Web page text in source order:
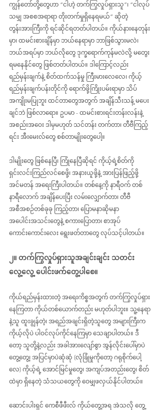
ကျွန်တော်တို့တွေဟာ “ငါဟဲ့ တက်ကြွလှုပ်ရှားသူ”၊ “ငါလုပ်
သမျှ အစစအရာရာ တိုးတက်မှုရှိနေရမယ်” ဆိုတဲ့
တွန်းအားကြီးကို ရင်ဆိုင်ရတတ်ပါတယ်။ ကိုယ်နားနေတုန်း
မှာ၊ ထမင်းစားချိန်မှာ ဘယ်နေရာမှာ ဘာဖြစ်သွားမလဲ၊
ဘယ်အရပ်မှာ ဘယ်လိုတွေ ဒုက္ခရောက်ကုန်မလဲလို့ မတွေး
ရမနေနိုင်တွေ ဖြစ်တတ်ပါတယ်။ ဒါကြောင့်လည်း
ရည်မှန်းချက်နဲ့ စိတ်ထက်သန်မှု ကြီးမားလေလေ၊ ကိုယ့်
ရည်မှန်းချက်ပန်းတိုင်ကို ရောက်ဖို့ကြိုးပမ်းရာမှာ သိပ်
အကျိုးမပြုဘူး ထင်တာတွေအတွက် အချိန်သီးသန့် မပေး
ချင်ဘဲ ဖြစ်လာရော။ ဥပမာ - ထမင်းစားရင်းတန်းလန်းနဲ့
အစည်းအဝေး ဒါမှမဟုတ် သင်တန်း တက်တာ၊ တီဗီကြည့်
ရင်း အီးမေးလ်တွေ စစ်တာမျိုးတွေပေါ့။
ဒါမျိုးတွေ ဖြစ်နေပြီ၊ ကြုံနေပြီဆိုရင် ကိုယ့်ရဲ့စိတ်ကို
ရှင်းလင်းကြည်လင်စေဖို့၊ အနားယူဖို့နဲ့ အားပြန်ဖြည့်ဖို့
အင်မတန် အရေးကြီးပါတယ်။ တစ်နေ့ကို နာရီဝက် တစ်
နာရီလောက် အချိန်ပေးပြီး လမ်းလျှောက်တာ၊ တီဗီ
အစီအစဉ်တစ်ခုခု ကြည့်တာ၊ ပြောမနာဆိုမနာ
အပေါင်းအသင်းတွေနဲ့ စကားပြောတာ၊ စာအုပ်
ကောင်းကောင်းလေး ရွေးဖတ်တာတွေ လုပ်သင့်ပါတယ်။
၂။ တက်ကြွလှုပ်ရှားသူအချင်းချင်း သတင်း
လွေ့လွေ့ ပေါင်းဖက်တွေ့ပါစေ။
ကိုယ်ရည်မှန်းထားတဲ့ အရေးကိစ္စအတွက် တက်ကြွလှုပ်ရှား
နေကြတာ ကိုယ်တစ်ယောက်တည်း မဟုတ်ပါဘူး။ သူ့နေရာ
နဲ့သူ ထူးချွန်တဲ့၊ အရည်အချင်းရှိတဲ့သူတွေ အများကြီးက
ကိုယ့်လိုပဲ ပါဝင်လုပ်ကိုင်နေကြမှာ သေချာပါတယ်။ ဒီ
တော့ သူတို့နဲ့လည်း အခါအားလျော်စွာ အွန်လိုင်းပေါ်မှာပဲ
တွေ့တွေ့၊ အပြင်မှာပဲဆုံဆုံ (လုံခြုံမှုကိုတော့ ဂရုစိုက်ပေါ့
လေ) ကိုယ့်ရဲ့ အောင်မြင်မှုတွေ၊ အကျပ်အတည်းတွေ၊ စိတ်
ထဲမှာ ရှိနေတဲ့ သံသယတွေကို ဝေမျှဖလှယ်နိုင်ပါတယ်။
ဆောင်းပါးရှင် ကေစီဖီဖီးလ် ကိုယ်တွေ့အရ အဲသလို တွေ့